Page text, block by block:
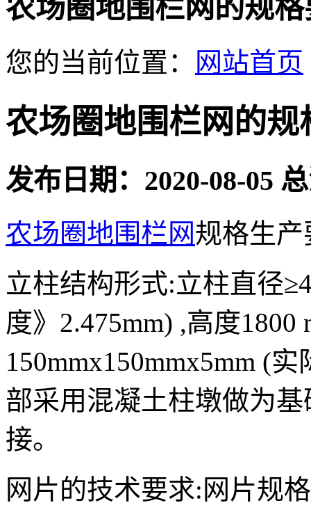
农场圈地围栏网的规
您的当前位置： 网站首页
农场圈地围栏网的规
发布日期：2020-08-05
农场圈地围栏网规格生产
立柱结构形式:立柱直径
度》2.475mm) ,高度
150mmx150mmx5mm (
部采用混凝土柱墩做为
接。
网片的技术要求:网片规